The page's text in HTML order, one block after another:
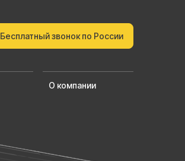
Бесплатный звонок по России
О компании